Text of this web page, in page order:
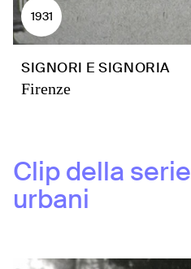
1931
SIGNORI E SIGNORIA
Firenze
Clip della serie
urbani